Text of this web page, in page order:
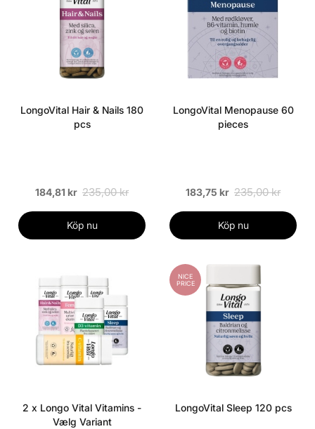
LongoVital Hair & Nails 180
pcs
184,81 kr 235,00 kr
Köp nu
LongoVital Menopause 60
pieces
183,75 kr 235,00 kr
Köp nu
2 x Longo Vital Vitamins -
Vælg Variant
NICE
PRICE
LongoVital Sleep 120 pcs